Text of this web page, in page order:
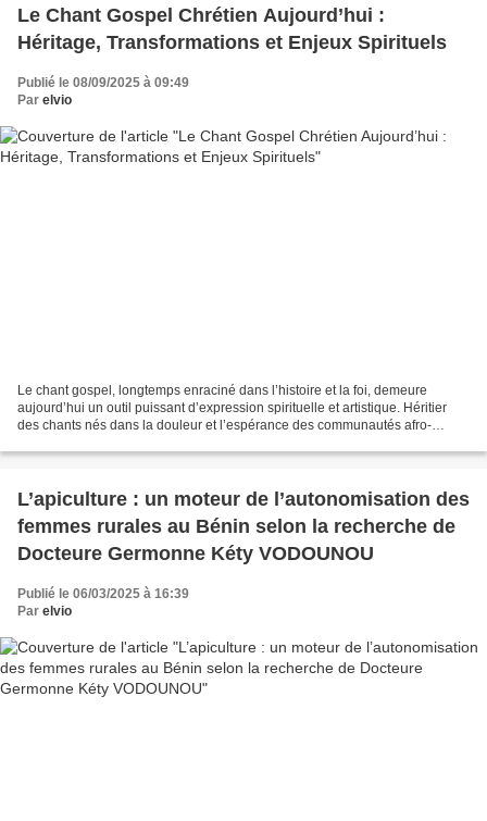
Le Chant Gospel Chrétien Aujourd’hui :
Héritage, Transformations et Enjeux Spirituels
Publié le 08/09/2025 à 09:49
Par elvio
Le chant gospel, longtemps enraciné dans l’histoire et la foi, demeure
aujourd’hui un outil puissant d’expression spirituelle et artistique. Héritier
des chants nés dans la douleur et l’espérance des communautés afro-
L’apiculture : un moteur de l’autonomisation des
femmes rurales au Bénin selon la recherche de
Docteure Germonne Kéty VODOUNOU
Publié le 06/03/2025 à 16:39
Par elvio